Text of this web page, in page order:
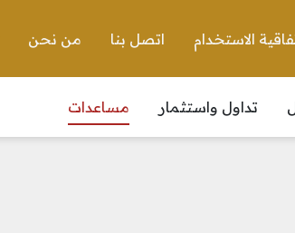
الاستخدام اتصل بنا من نحن
تداول واستثمار مساعدات